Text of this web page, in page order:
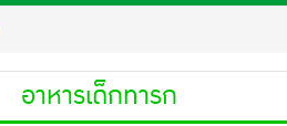
อาหารเด็กทารก